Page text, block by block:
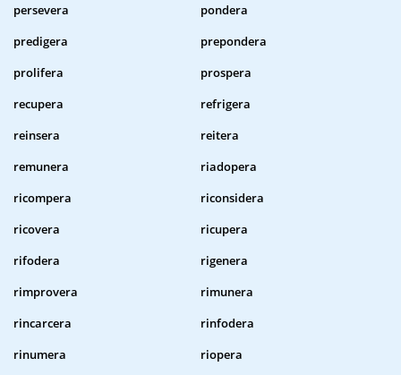
persevera
pondera
predigera
prepondera
prolifera
prospera
recupera
refrigera
reinsera
reitera
remunera
riadopera
ricompera
riconsidera
ricovera
ricupera
rifodera
rigenera
rimprovera
rimunera
rincarcera
rinfodera
rinumera
riopera